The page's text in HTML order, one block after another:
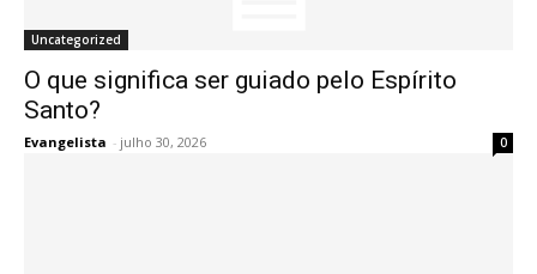
Uncategorized
O que significa ser guiado pelo Espírito
Santo?
Evangelista - julho 30, 2026 0